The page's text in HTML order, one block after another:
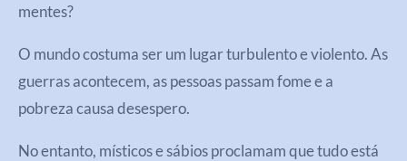
mentes?
O mundo costuma ser um lugar turbulento e violento. As
guerras acontecem, as pessoas passam fome e a
pobreza causa desespero.
No entanto, místicos e sábios proclamam que tudo está